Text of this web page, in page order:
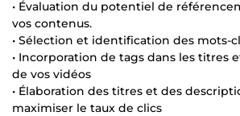
• Évaluation du potentiel de
vos contenus.
• Sélection et identification des mots-
• Incorporation de tags dans les titres
de vos vidéos
• Élaboration des titres et des
maximiser le taux de clics